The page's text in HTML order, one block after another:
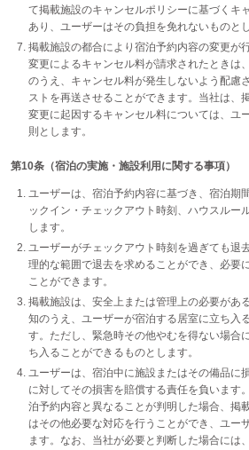
て掲載施設のキャンセルポリシーに基づくキ
あり、ユーザーはその負担を免れないものとし
掲載施設の都合により宿泊予約内容の変更が
変更によるキャンセル料が請求されたときは
のうえ、キャンセル料が発生しないよう配慮
ストを再送させることができます。当社は、
変更に起因するキャンセル料については、ユ
則とします。
第10条（宿泊の実施・施設利用に関する事項）
ユーザーは、宿泊予約内容に基づき、宿泊期
ックイン・チェックアウト時刻、ハウスルー
します。
ユーザーがチェックアウト時刻を過ぎても退
理的な範囲で退去を求めることができ、必要
ことができます。
掲載施設は、安全上または管理上の必要があ
知のうえ、ユーザーが宿泊する居室に立ち入
す。ただし、緊急時その他やむを得ない場合
ち入ることができるものとします。
ユーザーは、宿泊中に施設またはその備品に
に対してその損害を賠償する責任を負います
泊予約内容と異なることが判明した場合、掲
はその他必要な対応を行うことができ、ユー
ます。なお、当社が必要と判断した場合には